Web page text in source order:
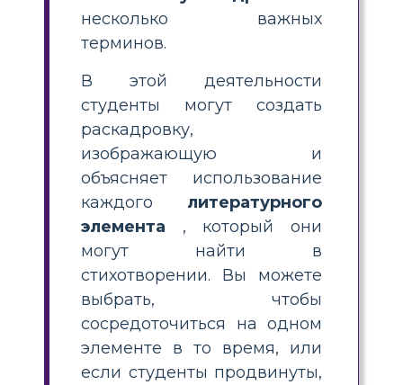
несколько важных
терминов.
В этой деятельности
студенты могут создать
раскадровку,
изображающую и
объясняет использование
каждого литературного
элемента , который они
могут найти в
стихотворении. Вы можете
выбрать, чтобы
сосредоточиться на одном
элементе в то время, или
если студенты продвинуты,